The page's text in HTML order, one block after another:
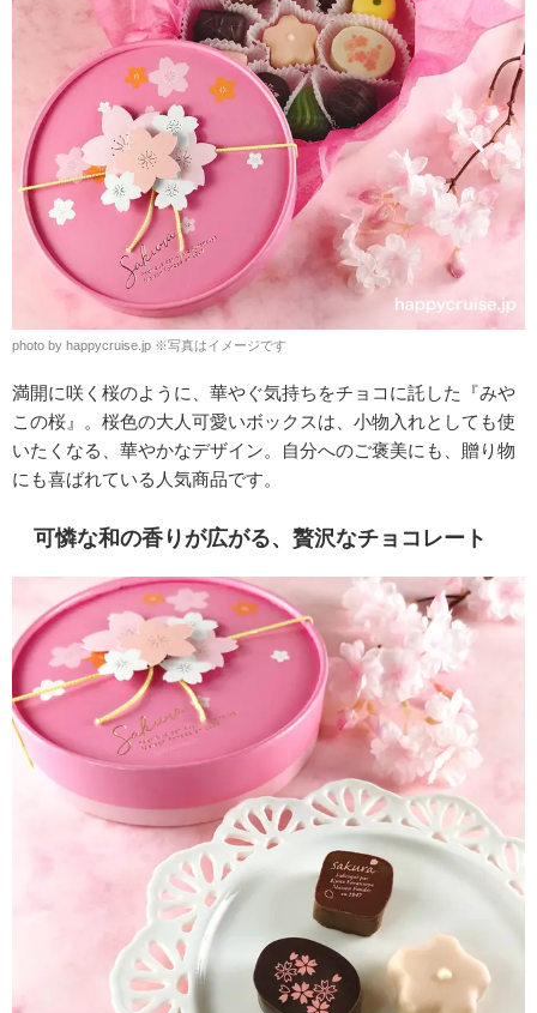
photo by happycruise.jp ※写真はイメージです
満開に咲く桜のように、華やぐ気持ちをチョコに託した『みや
この桜』。桜色の大人可愛いボックスは、小物入れとしても使
いたくなる、華やかなデザイン。自分へのご褒美にも、贈り物
にも喜ばれている人気商品です。
可憐な和の香りが広がる、贅沢なチョコレート